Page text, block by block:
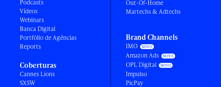
Podcasts
Vídeos
Webinars
Banca Digital
Portfólio de Agências
Reports
Coberturas
Cannes Lions
SXSW
Out-Of-Home
Martechs & Adtechs
Brand Channels
IMO
Amazon Ads
OPL Digital
Impulso
PicPay